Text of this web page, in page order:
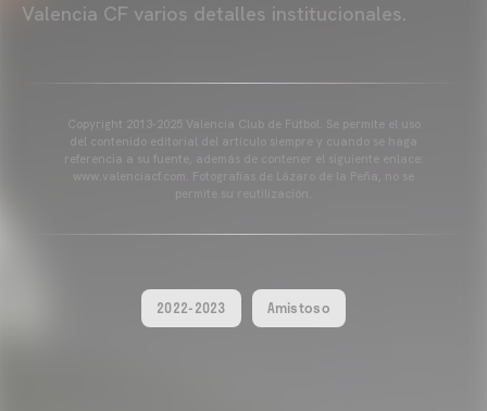
Valencia CF varios detalles institucionales.
Copyright 2013-2025 Valencia Club de Fútbol. Se permite el uso
del contenido editorial del artículo siempre y cuando se haga
referencia a su fuente, además de contener el siguiente enlace:
www.valenciacf.com. Fotografías de Lázaro de la Peña, no se
2022-2023 Amistoso